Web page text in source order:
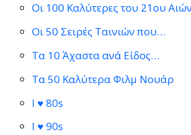
Οι 100 Καλύτερες του 21ου
Οι 50 Σειρές Ταινιών που…
Τα 10 Άχαστα ανά Είδος…
Τα 50 Καλύτερα Φιλμ Νουάρ
I ♥ 80s
I ♥ 90s